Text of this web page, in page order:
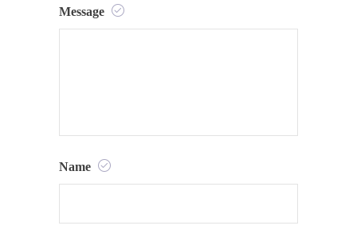
Message
Name